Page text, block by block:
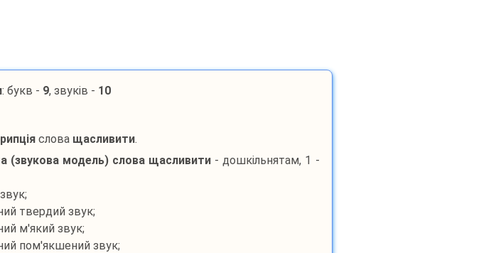
: букв - 9, звуків - 10
слова щасливити.
(звукова модель) слова щасливити - дошкільнятам, 1 -
твердий звук;
м'який звук;
пом'якшений звук;